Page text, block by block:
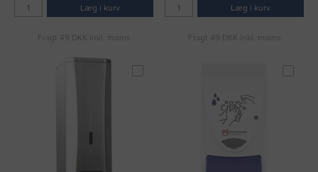
Læg i kurv
Fragt 49 DKK inkl. moms
Læg i kurv
Fragt 49 DKK inkl. moms